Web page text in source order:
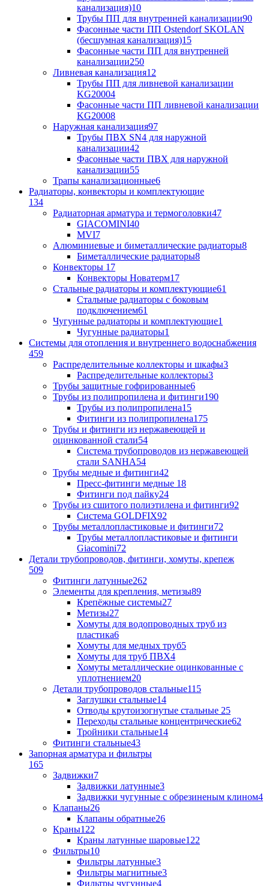
канализация)10
Трубы ПП для внутренней канализации90
Фасонные части ПП Ostendorf SKOLAN
(бесшумная канализация)15
Фасонные части ПП для внутренней
канализации250
Ливневая канализация12
Трубы ПП для ливневой канализации
KG20004
Фасонные части ПП ливневой канализации
KG20008
Наружная канализация97
Трубы ПВХ SN4 для наружной
канализации42
Фасонные части ПВХ для наружной
канализации55
Трапы канализационные6
Радиаторы, конвекторы и комплектующие
134
Радиаторная арматура и термоголовки47
GIACOMINI40
MVI7
Алюминиевые и биметаллические радиаторы8
Биметаллические радиаторы8
Конвекторы 17
Конвекторы Новатерм17
Стальные радиаторы и комплектующие61
Стальные радиаторы с боковым
подключением61
Чугунные радиаторы и комплектующие1
Чугунные радиаторы1
Системы для отопления и внутреннего водоснабжения
459
Распределительные коллекторы и шкафы3
Распределительные коллекторы3
Трубы защитные гофрированные6
Трубы из полипропилена и фитинги190
Трубы из полипропилена15
Фитинги из полипропилена175
Трубы и фитинги из нержавеющей и
оцинкованной стали54
Система трубопроводов из нержавеющей
стали SANHA54
Трубы медные и фитинги42
Пресс-фитинги медные 18
Фитинги под пайку24
Трубы из сшитого полиэтилена и фитинги92
Система GOLDFIX92
Трубы металлопластиковые и фитинги72
Трубы металлопластиковые и фитинги
Giacomini72
Детали трубопроводов, фитинги, хомуты, крепеж
509
Фитинги латунные262
Элементы для крепления, метизы89
Крепёжные системы27
Метизы27
Хомуты для водопроводных труб из
пластика6
Хомуты для медных труб5
Хомуты для труб ПВХ4
Хомуты металлические оцинкованные с
уплотнением20
Детали трубопроводов стальные115
Заглушки стальные14
Отводы крутоизогнутые стальные 25
Переходы стальные концентрические62
Тройники стальные14
Фитинги стальные43
Запорная арматура и фильтры
165
Задвижки7
Задвижки латунные3
Задвижки чугунные с обрезиненым клином4
Клапаны26
Клапаны обратные26
Краны122
Краны латунные шаровые122
Фильтры10
Фильтры латунные3
Фильтры магнитные3
Фильтры чугунные4